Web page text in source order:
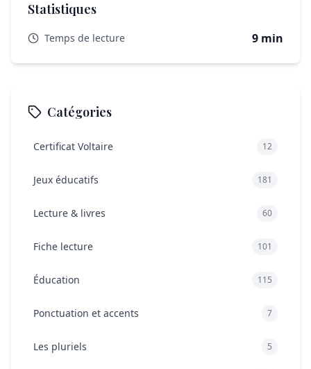
Est-ce que les livres numériques sont aussi efficaces
lecture ?
Statistiques
Temps de lecture 9 min
Catégories
Certificat Voltaire 12
Jeux éducatifs 181
Lecture & livres 60
Fiche lecture 101
Éducation 115
Ponctuation et accents 7
Les pluriels 5